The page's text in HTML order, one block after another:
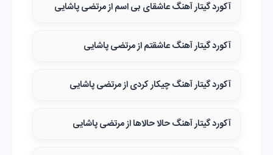
آکورد گیتار آهنگ عاشقای بی اسم از مرتضی پاشایی
آکورد گیتار آهنگ عاشقتم از مرتضی پاشایی
آکورد گیتار آهنگ چیکار کردی از مرتضی پاشایی
آکورد گیتار آهنگ حالا حالاها از مرتضی پاشایی